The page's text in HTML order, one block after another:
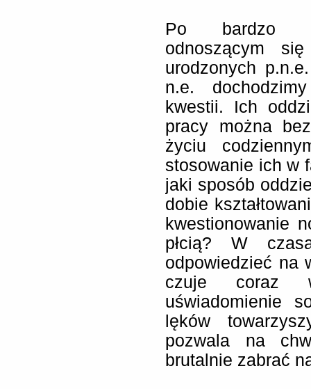
Po bardzo
odnoszącym
urodzonych
n.e.
kwestii. Ich
pracy można
życiu
stosowanie ich w
jaki sposób
dobie
kwestionowanie
płcią? W
odpowiedzieć na
czuje coraz
uświadomienie
lęków
pozwala na
brutalnie zabrać